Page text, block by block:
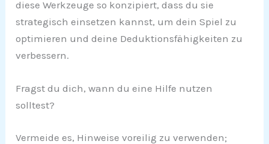
diese Werkzeuge so konzipiert, dass du sie
strategisch einsetzen kannst, um dein Spiel zu
optimieren und deine Deduktionsfähigkeiten zu
verbessern.
Fragst du dich, wann du eine Hilfe nutzen
solltest?
Vermeide es, Hinweise voreilig zu verwenden;